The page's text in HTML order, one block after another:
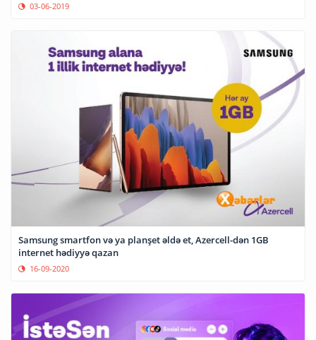
03-06-2019
Samsung smartfon və ya planşet əldə et, Azercell-dən 1GB
internet hədiyyə qazan
16-09-2020